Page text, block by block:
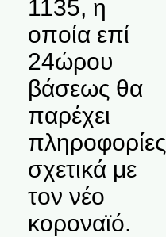
1135, η
οποία επί
24ώρου
βάσεως θα
παρέχει
πληροφορίες
σχετικά με
τον νέο
κοροναϊό.